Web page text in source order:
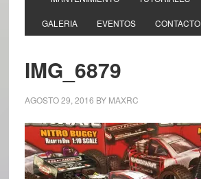
GALERIA EVENTOS CONTACTO
IMG_6879
AGOSTO 29, 2016 BY MAXRC